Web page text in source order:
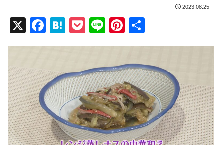
2023.08.25
X
F
e
b
o
o
k
H
n
a
P
et
Li
Pi
e
st